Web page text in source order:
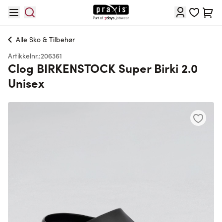
Cart
Alle Sko & Tilbehør
Artikkelnr.:206361
Clog BIRKENSTOCK Super Birki 2.0
Unisex